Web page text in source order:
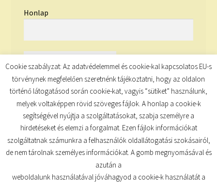
Honlap
© TUDATKULCS 2026
Cookie szabályzat: Az adatvédelemmel és cookie-kal kapcsolatos EU-s
törvénynek megfelelően szeretnénk tájékoztatni, hogy az oldalon
történő látogatásod során cookie-kat, vagyis “sütiket” használunk,
melyek voltaképpen rövid szöveges fájlok. A honlap a cookie-k
segítségével nyújtja a szolgáltatásokat, szabja személyre a
hirdetéseket és elemzi a forgalmat. Ezen fájlok információkat
szolgáltatnak számunkra a felhasználók oldallátogatási szokásairól,
de nem tárolnak személyes információkat. A gomb megnyomásával és
azután a
weboldalunk használatával jóváhagyod a cookie-k használatát a